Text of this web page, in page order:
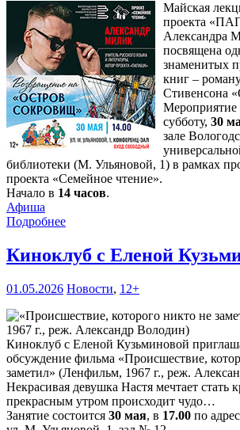
Майская
проекта
Александра
посвящена
знаменитых
книг –
Стивенсона
Мероприятие
субботу, 30
зале
библиотеки (М. Ульяновой, 1) в рамках
проекта «Семейное чтение».
Начало в 14 часов.
Афиша
Подробнее
Киноклуб с Еленой
01.05.2026 Новости, 12+
Киноклуб с Еленой Кузьминовой
обсуждение фильма «Происшествие,
заметил» (Ленфильм, 1967 г., реж.
Некрасивая девушка Настя мечтает стать
прекрасным утром происходит чудо…
Занятие состоится 30 мая, в 17.00 по